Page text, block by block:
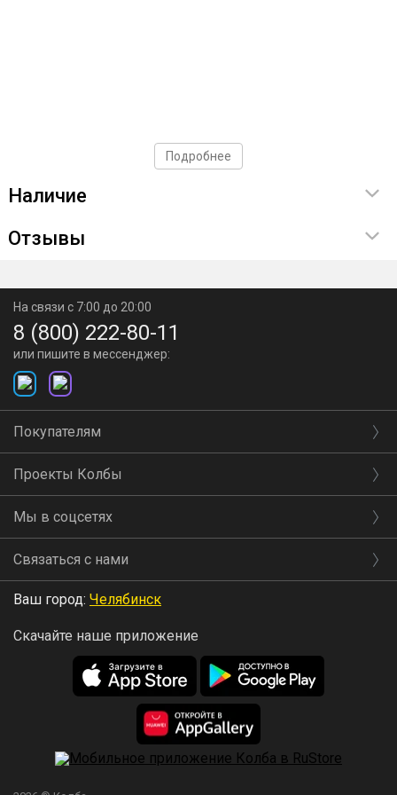
Подробнее
Наличие
Отзывы
На связи с 7:00 до 20:00
8 (800) 222-80-11
или пишите в мессенджер:
Покупателям
Проекты Колбы
Мы в соцсетях
Связаться с нами
Ваш город: Челябинск
Скачайте наше приложение